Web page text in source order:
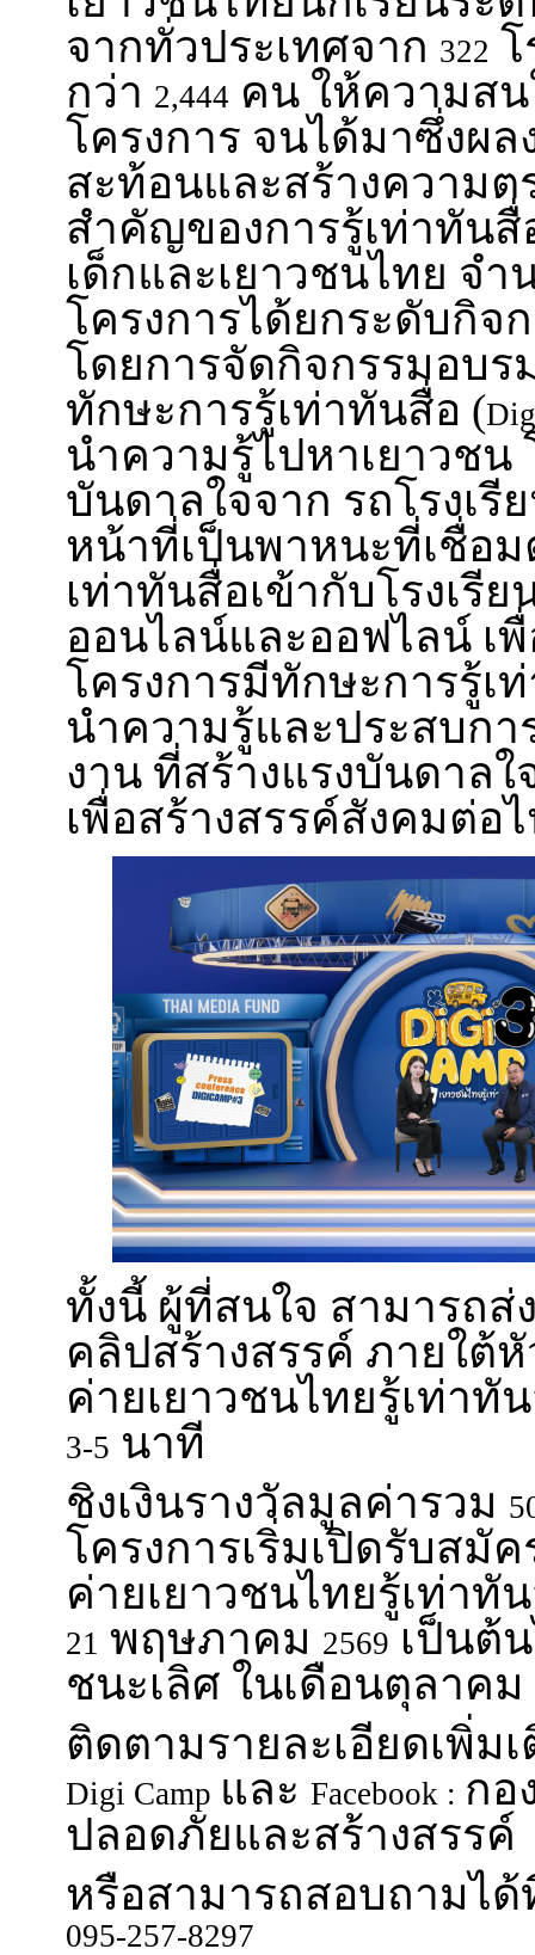
จากทั่วประเทศจาก 322 โ
กว่า 2,444 คน ให้ความสน
โครงการ จนได้มาซึ่งผ
สะท้อนและสร้างความต
สําคัญของการรู้เท่าทันสื่
เด็กและเยาวชนไทย จํ
โครงการได้ยกระดับกิจ
โดยการจัดกิจกรรมอบร
ทักษะการรู้เท่าทันสื่อ (
นำความรู้ไปหาเยาวชน
บันดาลใจจาก รถโรงเรี
หน้าที่เป็นพาหนะที่เชื่อม
เท่าทันสื่อเข้ากับโรงเรี
ออนไลน์และออฟไลน์ เ
โครงการมีทักษะการรู้เ
นำความรู้และประสบก
งาน ที่สร้างแรงบันดาล
เพื่อสร้างสรรค์สังคมต่อ
ทั้งนี้ ผู้ที่สนใจ สามารถส่
คลิปสร้างสรรค์ ภายใต้
ค่ายเยาวชนไทยรู้เท่าทั
3-5 นาที
ชิงเงินรางวัลมูลค่ารวม
โครงการเริ่มเปิดรับสมั
ค่ายเยาวชนไทยรู้เท่าทั
21 พฤษภาคม 2569 เป็นต้
ชนะเลิศ ในเดือนตุลาคม
ติดตามรายละเอียดเพิ่ม
Digi Camp และ Facebook : กอ
ปลอดภัยและสร้างสรรค์
หรือสามารถสอบถามได้
095-257-8297